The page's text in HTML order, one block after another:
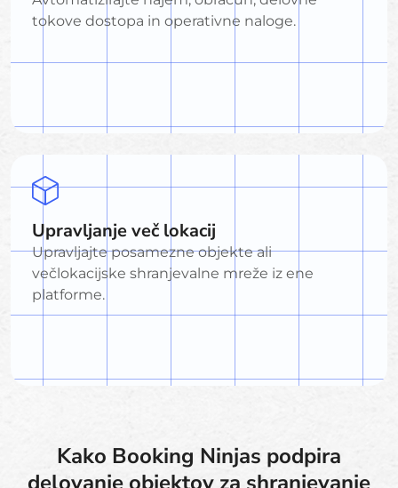
tokove dostopa in operativne naloge.
Upravljanje več lokacij
Upravljajte posamezne objekte ali
večlokacijske shranjevalne mreže iz ene
platforme.
Kako Booking Ninjas podpira
delovanje objektov za shranjevanje